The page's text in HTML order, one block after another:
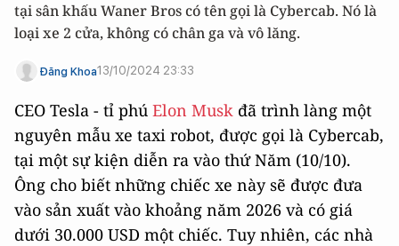
tại sân khấu Waner Bros có tên gọi là Cybercab. Nó là
loại xe 2 cửa, không có chân ga và vô lăng.
Đăng Khoa13/10/2024 23:33
CEO Tesla - tỉ phú Elon Musk đã trình làng một
nguyên mẫu xe taxi robot, được gọi là Cybercab,
tại một sự kiện diễn ra vào thứ Năm (10/10).
Ông cho biết những chiếc xe này sẽ được đưa
vào sản xuất vào khoảng năm 2026 và có giá
dưới 30.000 USD một chiếc. Tuy nhiên, các nhà